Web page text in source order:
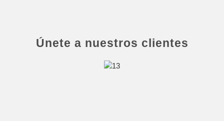
Únete a nuestros clientes